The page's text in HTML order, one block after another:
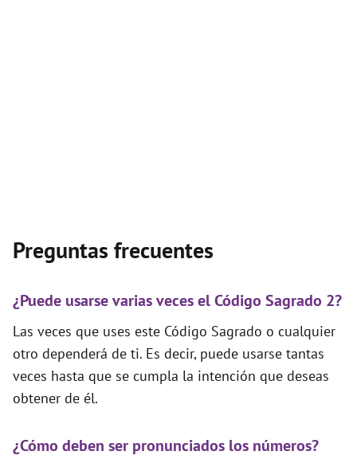
Preguntas frecuentes
¿Puede usarse varias veces el Código Sagrado 2?
Las veces que uses este Código Sagrado o cualquier
otro dependerá de ti. Es decir, puede usarse tantas
veces hasta que se cumpla la intención que deseas
obtener de él.
¿Cómo deben ser pronunciados los números?